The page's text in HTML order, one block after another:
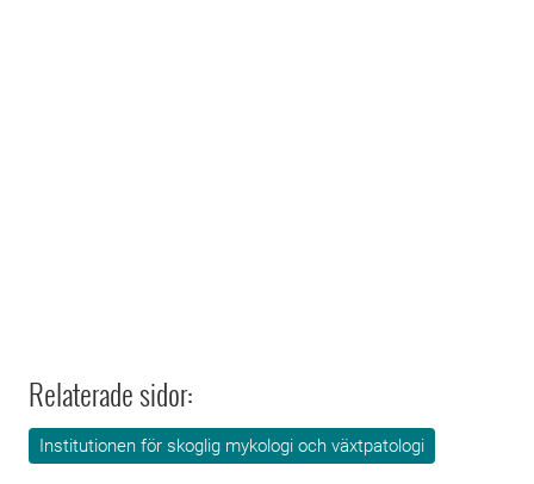
Relaterade sidor:
Institutionen för skoglig mykologi och växtpatologi